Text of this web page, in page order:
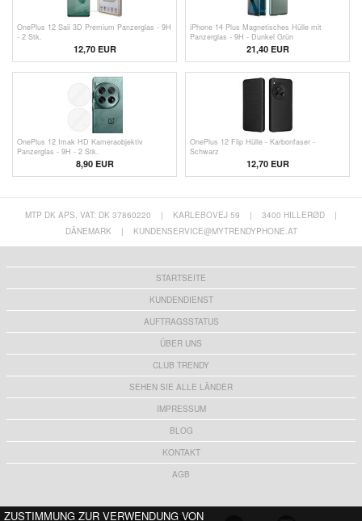
OnePlus 12 Saii 3D Premium Panzerglas - 9H
- 2 Stk.
12,70 EUR
iPhone 14 Plus Magnetisches Hülle mit
Panzerglas - 9H - Dunkel Grün
21,40 EUR
OnePlus 12 Imak HD Kameraobjektiv
Panzerglas - 9H - 2 Stk.
8,90 EUR
OnePlus 12 Flip Hülle - Karbonfaser -
Schwarz
12,70 EUR
MTP DK APS, VAT: DK 37860220 | KARLEBOVEJ 59 | 3400 HILLERØD
|
DÄNEMARK
| KUNDENSERVICE@MYTRENDYPHONE.AT
STARTSEITE
KUNDENDIENST
AUFTRAGSSTATUS
ÜBER UNS
CLUB TRENDY
SEHEN SIE ALLE LÄNDER
IMPRESSUM
BLOG
KONTAKT
AGB
ZUSTIMMUNG ZUR VERWENDUNG VON